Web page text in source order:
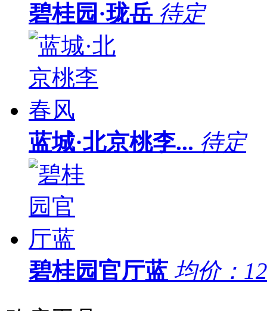
碧桂园·珑岳 待定
蓝城·北京桃李... 待定
碧桂园官厅蓝 均价：